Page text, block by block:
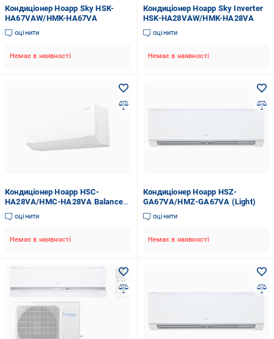
Кондиціонер Hoapp Sky HSK-
HA67VAW/HMK-HA67VA
оцінити
Немає в наявності
Кондиціонер Hoapp Sky Inverter
HSK-HA28VAW/HMK-HA28VA
оцінити
Немає в наявності
Кондиціонер Hoapp HSC-
HA28VA/HMC-HA28VA Balance
on/off
оцінити
Немає в наявності
Кондиціонер Hoapp HSZ-
GA67VA/HMZ-GA67VA (Light)
оцінити
Немає в наявності